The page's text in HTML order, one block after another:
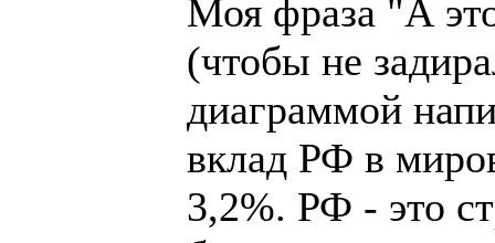
Моя фраза "А
(чтобы не
диаграммой
вклад РФ в
3,2%. РФ - это